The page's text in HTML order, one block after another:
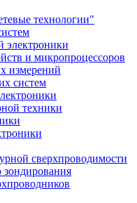
технологии"
электроники
и микропроцессоров
измерений
систем
техники
сверхпроводимости
зондирования